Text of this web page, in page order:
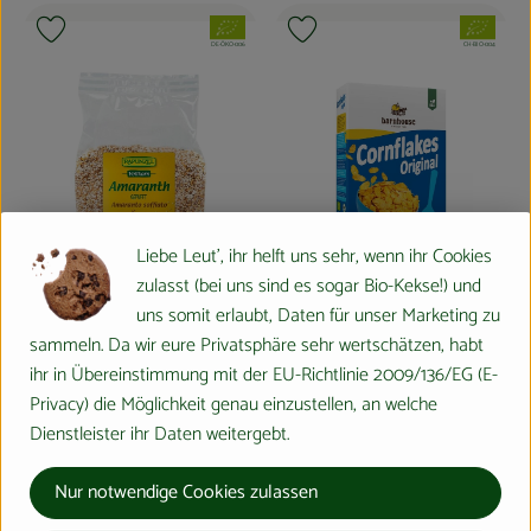
, Preis:
3,00 €/ 150 g
, Herkunft:
IN, Referenzpreis:
20,00 €
Produkt zum Warenkorb hinzufügen
, Verband:
, Kontrollstelle:
DE-ÖKO-006
Produkt zu Favouriten hinzufügen
, Preis:
4,20 €/ 375g
Cornflakes Mr Reens
, Herkunft:
verschiedene Herkunft
, Verband:
, Kontrollstelle:
CH-BIO-004
Produkt zu Favouriten hinzufügen
Liebe Leut', ihr helft uns sehr, wenn ihr Cookies
zulasst (bei uns sind es sogar Bio-Kekse!) und
uns somit erlaubt, Daten für unser Marketing zu
sammeln. Da wir eure Privatsphäre sehr wertschätzen, habt
ihr in Übereinstimmung mit der EU-Richtlinie 2009/136/EG (E-
Privacy) die Möglichkeit genau einzustellen, an welche
Dienstleister ihr Daten weitergebt.
Nur notwendige Cookies zulassen